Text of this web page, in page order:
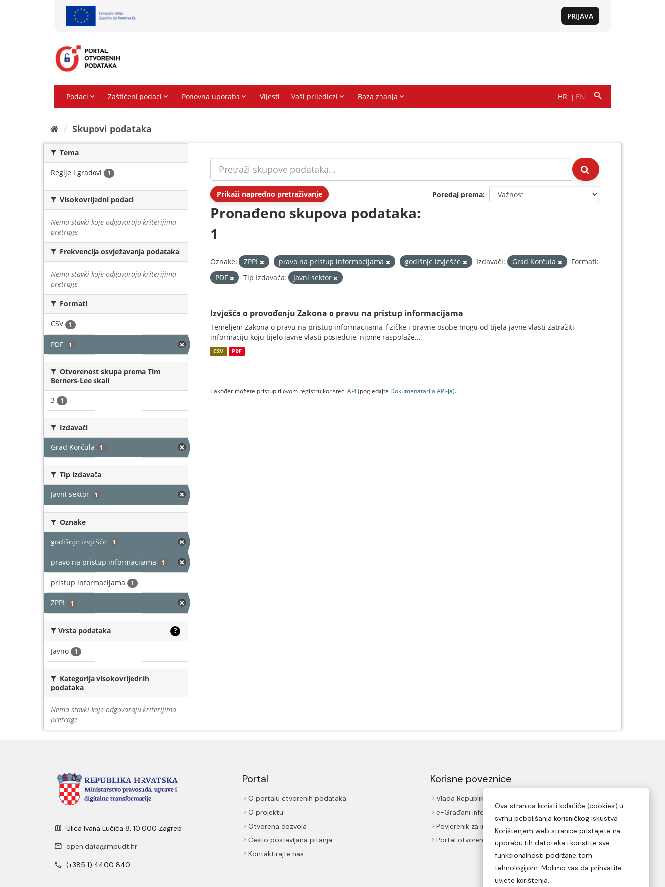
Skupovi podаtаkа
Tema
Regije i gradovi 1
Visokovrijedni podaci
Nema stavki koje odgovaraju kriterijima
pretrage
Frekvencija osvježavanja podataka
Nema stavki koje odgovaraju kriterijima
pretrage
Formati
CSV 1
PDF 1
Otvorenost skupa prema Tim
Berners-Lee skali
3 1
Izdavači
Grad Korčula 1
Tip izdavača
Javni sektor 1
Oznake
godišnje izvješće 1
pravo na pristup informacijama 1
pristup informacijama 1
ZPPI 1
Vrsta podataka ?
Javno 1
Kategorija visokovrijednih
podataka
Nema stavki koje odgovaraju kriterijima
pretrage
Prikaži napredno pretraživanje Poredaj prema
Pronađeno skupova podataka:
1
Oznake: ZPPI pravo na pristup informacijama godišnje izvješće Izdavači: Grad Korčula
Formati:
PDF
Tip Izdavača: Javni sektor
Izvješća o provođenju Zakona o pravu na pristup informacijama
Temeljem Zakona o pravu na pristup informacijama, fizičke i pravne osobe mogu od tijela javne vlasti zatražiti
informaciju koju tijelo javne vlasti posjeduje, njome raspolaže...
CSV PDF
Također možete pristupiti ovom registru koristeći API(pogledajte Dokumenаtаcijа API-jа).